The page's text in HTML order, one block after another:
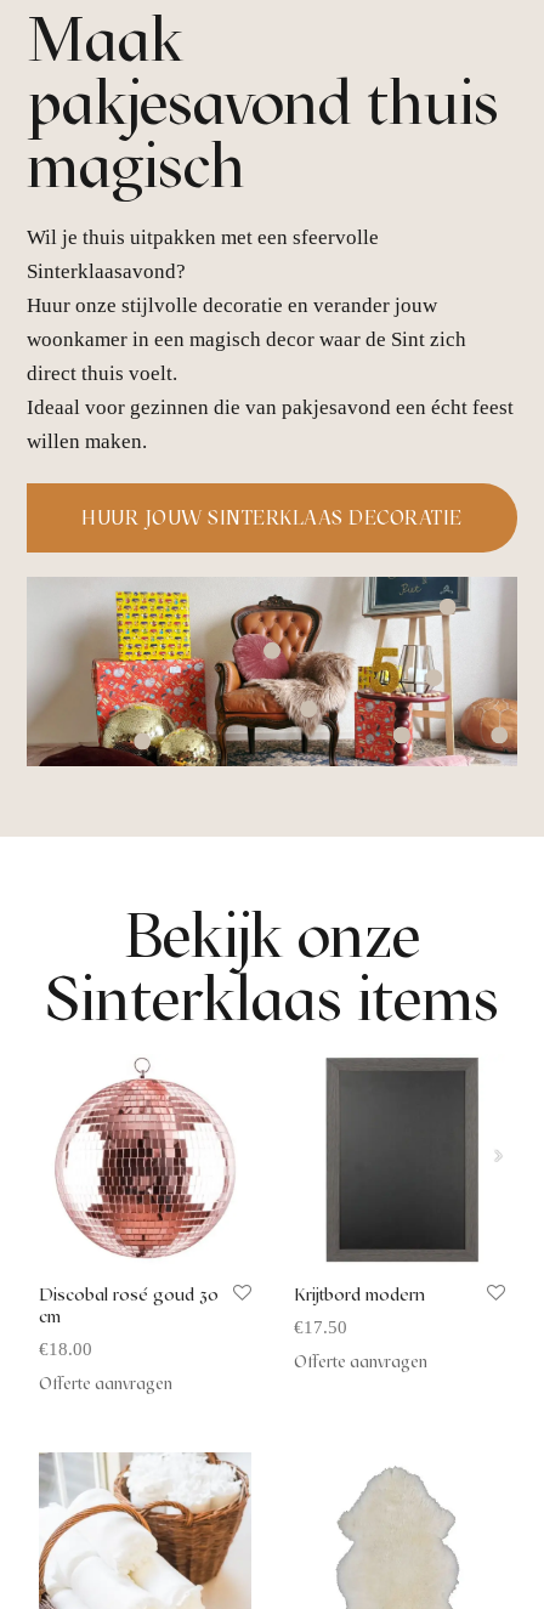
Maak
pakjesavond thuis
magisch
Wil je thuis uitpakken met een sfeervolle
Sinterklaasavond?
Huur onze stijlvolle decoratie en verander jouw
woonkamer in een magisch decor waar de Sint zich
direct thuis voelt.
Ideaal voor gezinnen die van pakjesavond een écht feest
willen maken.
HUUR JOUW SINTERKLAAS DECORATIE
Bekijk onze
Sinterklaas items
Discobal rosé goud 30
cm
€18.00
Offerte aanvragen
Krijtbord modern
€17.50
Offerte aanvragen